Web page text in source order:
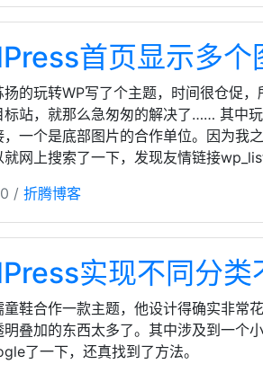
首页显示多个
的玩转WP写了个主题，时间很仓促
标站，就那么急匆匆的解决了…… 其中
，一个是底部图片的合作单位。因为我
就网上搜索了一下，发现友情链接
/ 折腾博客
实现不同分类
鞋合作一款主题，他设计得确实非常
叠加的东西太多了。其中涉及到一个
了一下，还真找到了方法。